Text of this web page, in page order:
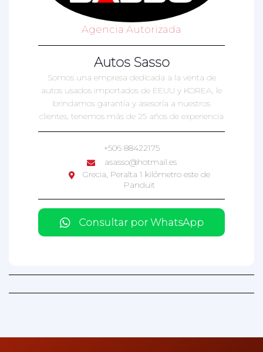
Agencia Autorizada
Autos Sasso
Somos una empresa dedicada a la venta de
autos usados importados de EEUU y KOREA, le
brindamos garantía y asesoría a nuestros
clientes, tenemos más de 25 años de experiencia
+506 88422175
asasso@hotmail.es
Grecia, Peralta 1 kilómetro este de
Panduit
Consultar por WhatsApp